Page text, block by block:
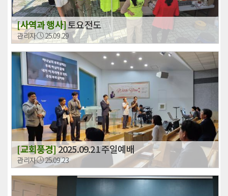
[사역과 행사]토요전도
관리자 25.09.29
[교회풍경]2025.09.21 주일예배
관리자 25.09.23